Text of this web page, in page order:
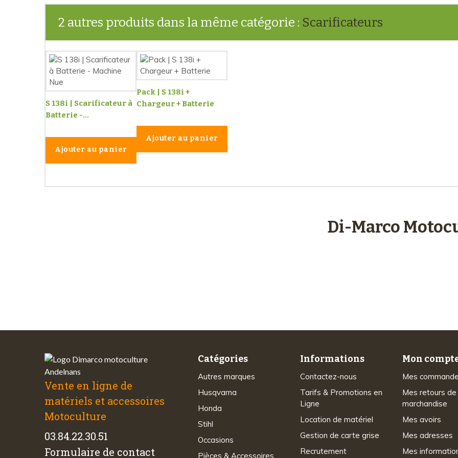
2 autres produits dans la même catégorie : Scarificateurs
S 138i | Scarificateur à
Batterie -...
Ajouter au panier
Pack | S 138i +
Chargeur + Batterie
Ajouter au panier
Di-Marco
Vente en ligne de
matériels et accessoires
Motoculture
03.84.22.30.51
Formulaire de contact
Catégories
Autres marques
Husqvarna
Honda
Stihl
Occasions
Pièces & Accessoires
Informations
Contactez-nous
Tarifs & Promotions en
Ligne
Location de matériel
Gestion de carte grise
Recrutement
Mon
Mes
Mes retours de
marchandise
Mes avoirs
Mes adresses
Mes